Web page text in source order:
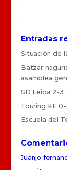
Entradas
Situación de
Batzar
asamblea
SD Leioa 2-3
Touring KE 0-
Escuela del
Juanjo